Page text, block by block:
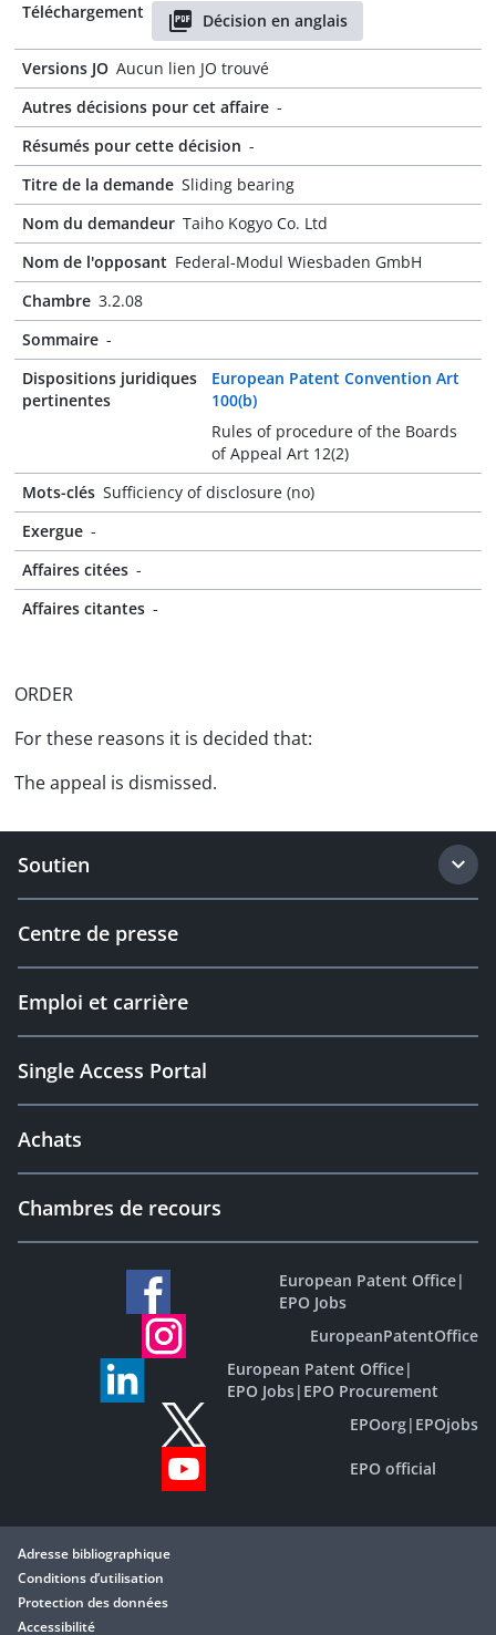
Téléchargement
Décision en anglais
Versions JO Aucun lien JO trouvé
Autres décisions pour cet affaire -
Résumés pour cette décision -
Titre de la demande Sliding bearing
Nom du demandeur Taiho Kogyo Co. Ltd
Nom de l'opposant Federal-Modul Wiesbaden GmbH
Chambre 3.2.08
Sommaire -
Dispositions juridiques
pertinentes
European Patent Convention Art
100(b)
Rules of procedure of the Boards
of Appeal Art 12(2)
Mots-clés Sufficiency of disclosure (no)
Exergue -
Affaires citées -
Affaires citantes -
ORDER
For these reasons it is decided that:
The appeal is dismissed.
Soutien
Centre de presse
Emploi et carrière
Single Access Portal
Achats
Chambres de recours
European Patent Office|
EPO Jobs
EuropeanPatentOffice
European Patent Office|
EPO Jobs| EPO Procurement
EPOorg| EPOjobs
EPO official
Adresse bibliographique
Conditions d’utilisation
Protection des données
Accessibilité